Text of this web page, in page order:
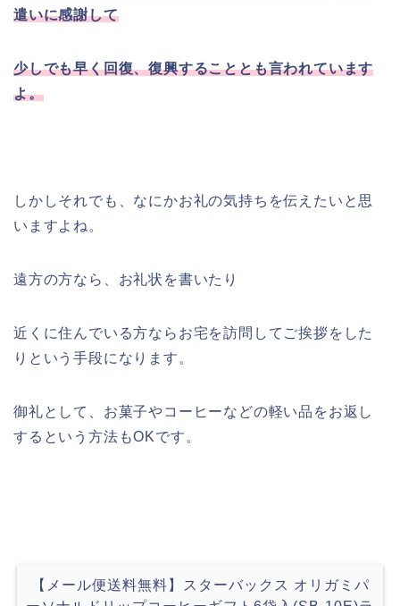
遣いに感謝して
少しでも早く回復、復興することとも言われています
よ。
しかしそれでも、なにかお礼の気持ちを伝えたいと思
いますよね。
遠方の方なら、お礼状を書いたり
近くに住んでいる方ならお宅を訪問してご挨拶をした
りという手段になります。
御礼として、お菓子やコーヒーなどの軽い品をお返し
するという方法もOKです。
【メール便送料無料】スターバックス オリガミパ